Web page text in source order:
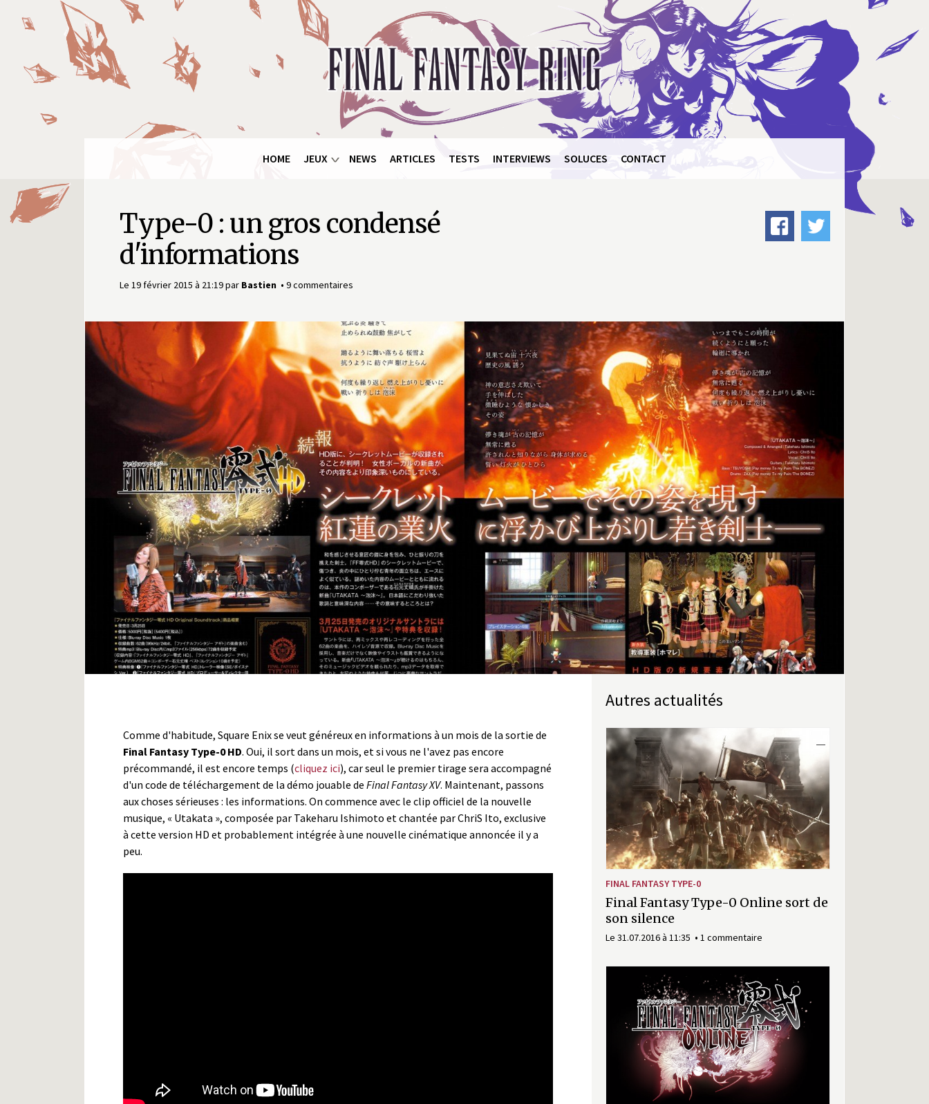
Final
Fantasy
Ring
HOME JEUX NEWS ARTICLES TESTS INTERVIEWS SOLUCES CONTACT
Type-0 : un gros condensé
d'informations
Le 19 février 2015 à 21:19par Bastien 9 commentaires
Comme d'habitude, Square Enix se veut généreux en informations à un mois de la sortie de
Final Fantasy Type-0 HD. Oui, il sort dans un mois, et si vous ne l'avez pas encore
précommandé, il est encore temps (cliquez ici), car seul le premier tirage sera accompagné
d'un code de téléchargement de la démo jouable de Final Fantasy XV. Maintenant, passons
aux choses sérieuses : les informations. On commence avec le clip officiel de la nouvelle
musique, « Utakata », composée par Takeharu Ishimoto et chantée par ChriS Ito, exclusive
à cette version HD et probablement intégrée à une nouvelle cinématique annoncée il y a
peu.
Autres actualités
FINAL FANTASY TYPE-0
Final Fantasy Type-0 Online sort de
son silence
Le 31.07.2016 à 11:35 1 commentaire